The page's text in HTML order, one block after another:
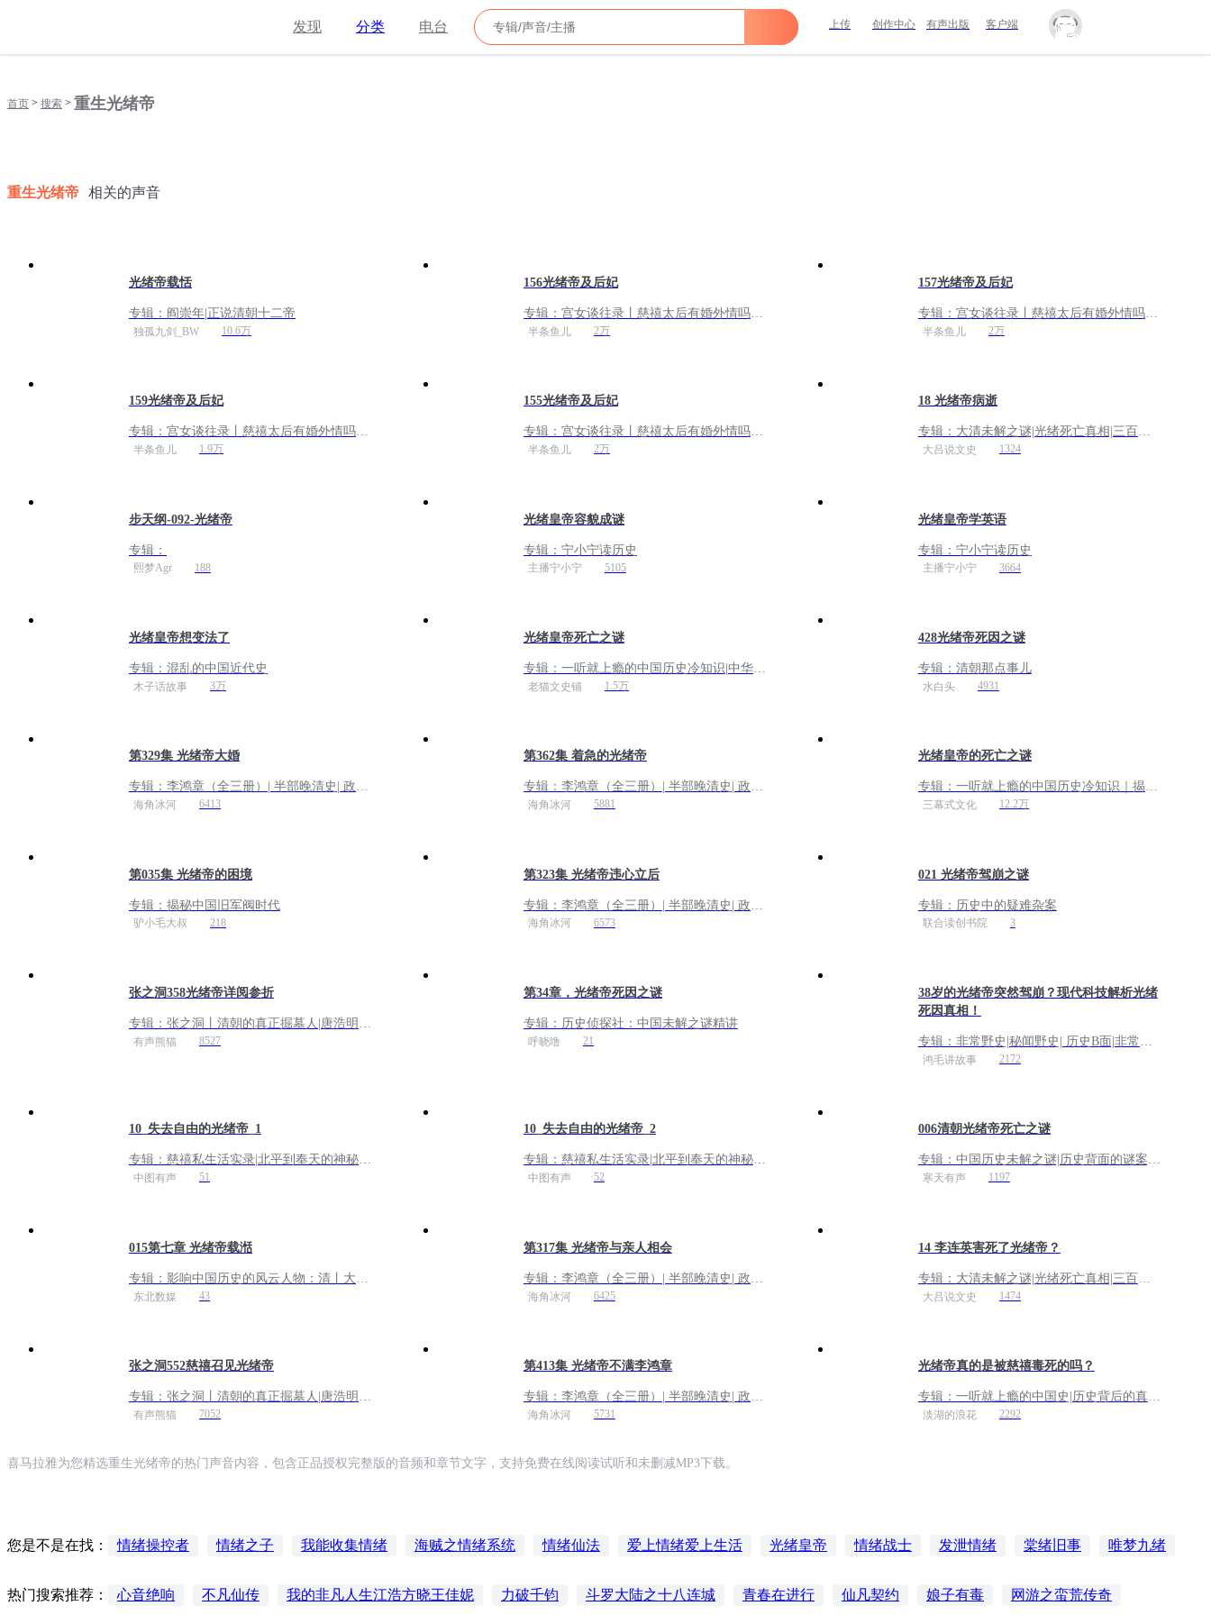
发现 分类 电台 上传 创作中心 有声出版 客户端
首页 > 搜索 > 重生光绪帝
重生光绪帝 相关的声音
光绪帝载恬
专辑： 阎崇年|正说清朝十二帝
独孤九剑_BW 10.6万
156光绪帝及后妃
专辑： 宫女谈往录丨慈禧太后有婚外情吗？
丨免费专辑
半条鱼儿 2万
157光绪帝及后妃
专辑： 宫女谈往录丨慈禧太后有婚外情吗？
丨免费专辑
半条鱼儿 2万
159光绪帝及后妃
专辑： 宫女谈往录丨慈禧太后有婚外情吗？
丨免费专辑
半条鱼儿 1.9万
155光绪帝及后妃
专辑： 宫女谈往录丨慈禧太后有婚外情吗？
丨免费专辑
半条鱼儿 2万
18 光绪帝病逝
专辑： 大清未解之谜|光绪死亡真相|三百年
历史疑云宫廷秘辛
大吕说文史 1324
步天纲-092-光绪帝
专辑：
熙梦Agr 188
光绪皇帝容貌成谜
专辑： 宁小宁读历史
主播宁小宁 5105
光绪皇帝学英语
专辑： 宁小宁读历史
主播宁小宁 3664
光绪皇帝想变法了
专辑： 混乱的中国近代史
木子话故事 3万
光绪皇帝死亡之谜
专辑： 一听就上瘾的中国历史冷知识|中华上
下五千年未解之谜野史趣闻
老猫文史铺 1.5万
428光绪帝死因之谜
专辑： 清朝那点事儿
水白头 4931
第329集 光绪帝大婚
专辑： 李鸿章（全三册）| 半部晚清史| 政商
谋略 为人处世| 还原曾国藩、李鸿章、慈禧
海角冰河 6413
第362集 着急的光绪帝
专辑： 李鸿章（全三册）| 半部晚清史| 政商
谋略 为人处世| 还原曾国藩、李鸿章、慈禧
海角冰河 5881
光绪皇帝的死亡之谜
专辑： 一听就上瘾的中国历史冷知识｜揭秘
真正的历史真相
三幕式文化 12.2万
第035集 光绪帝的困境
专辑： 揭秘中国旧军阀时代
驴小毛大叔 218
第323集 光绪帝违心立后
专辑： 李鸿章（全三册）| 半部晚清史| 政商
谋略 为人处世| 还原曾国藩、李鸿章、慈禧
海角冰河 6573
021 光绪帝驾崩之谜
专辑： 历史中的疑难杂案
联合读创书院 3
张之洞358光绪帝详阅参折
专辑： 张之洞丨清朝的真正掘墓人|唐浩明历
史小说|有声熊猫播讲曾国藩李鸿章左宗棠晚
有声熊猫 8527
第34章，光绪帝死因之谜
专辑： 历史侦探社：中国未解之谜精讲
呼晓噜 21
38岁的光绪帝突然驾崩？现代科技解析光绪
死因真相！
专辑： 非常野史|秘闻野史| 历史B面|非常史|
后宫秘事
鸿毛讲故事 2172
10_失去自由的光绪帝_1
专辑： 慈禧私生活实录|北平到奉天的神秘之
旅|德龄公主著
中图有声 51
10_失去自由的光绪帝_2
专辑： 慈禧私生活实录|北平到奉天的神秘之
旅|德龄公主著
中图有声 52
006清朝光绪帝死亡之谜
专辑： 中国历史未解之谜|历史背面的谜案|
中华上下五千年
寒天有声 1197
015第七章 光绪帝载湉
专辑： 影响中国历史的风云人物：清丨大清
人物丨千秋功业丨
东北数媒 43
第317集 光绪帝与亲人相会
专辑： 李鸿章（全三册）| 半部晚清史| 政商
谋略 为人处世| 还原曾国藩、李鸿章、慈禧
海角冰河 6425
14 李连英害死了光绪帝？
专辑： 大清未解之谜|光绪死亡真相|三百年
历史疑云宫廷秘辛
大吕说文史 1474
张之洞552慈禧召见光绪帝
专辑： 张之洞丨清朝的真正掘墓人|唐浩明历
史小说|有声熊猫播讲曾国藩李鸿章左宗棠晚
有声熊猫 7052
第413集 光绪帝不满李鸿章
专辑： 李鸿章（全三册）| 半部晚清史| 政商
谋略 为人处世| 还原曾国藩、李鸿章、慈禧
海角冰河 5731
光绪帝真的是被慈禧毒死的吗？
专辑： 一听就上瘾的中国史|历史背后的真
相|帝王将相秘史
淡湖的浪花 2292
喜马拉雅为您精选重生光绪帝的热门声音内容，包含正品授权完整版的音频和章节文字，支持免费在线阅读试听和未删减MP3下载。
您是不是在找： 情绪操控者 情绪之子 我能收集情绪 海贼之情绪系统 情绪仙法 爱上情绪爱上生活 光绪皇帝 情绪战士 发泄情绪 棠绪旧事 唯梦九绪
情绪供应商 无上情绪之神 光辉再绪 重生之光绪 穿越之我是光绪帝 一代圣皇光绪 偶尔的思绪 她的小情绪 第五情绪
热门搜索推荐： 心音绝响 不凡仙传 我的非凡人生江浩方晓王佳妮 力破千钧 斗罗大陆之十八连城 青春在进行 仙凡契约 娘子有毒 网游之蛮荒传奇